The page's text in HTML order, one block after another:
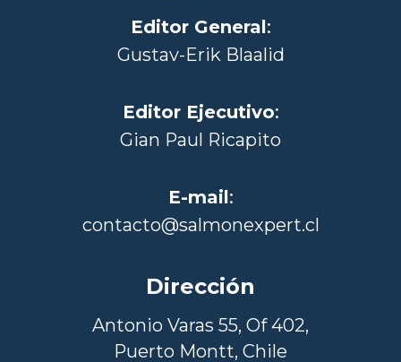
Editor General:
Gustav-Erik Blaalid
Editor Ejecutivo:
Gian Paul Ricapito
E-mail:
contacto@salmonexpert.cl
Dirección
Antonio Varas 55, Of 402,
Puerto Montt, Chile